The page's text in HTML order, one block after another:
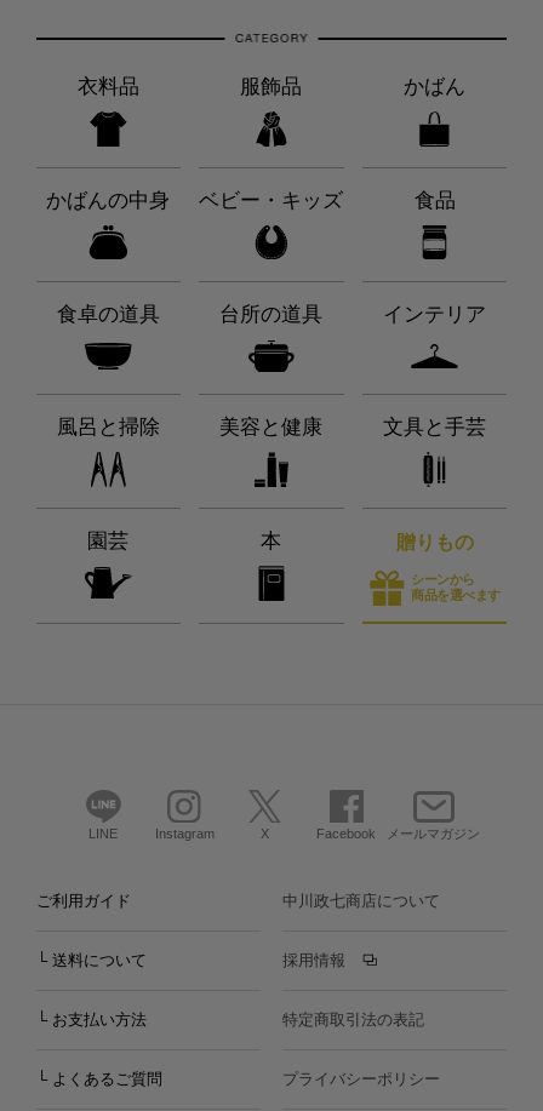
衣料品 服飾品 かばん
かばんの中身 ベビー・キッズ 食品
食卓の道具 台所の道具 インテリア
風呂と掃除 美容と健康 文具と手芸
園芸 本 贈りもの
シーンから
商品を選べます
LINE Instagram X Facebook メールマガジン
ご利用ガイド
└ 送料について
└ お支払い方法
└ よくあるご質問
中川政七商店について
採用情報
特定商取引法の表記
プライバシーポリシー